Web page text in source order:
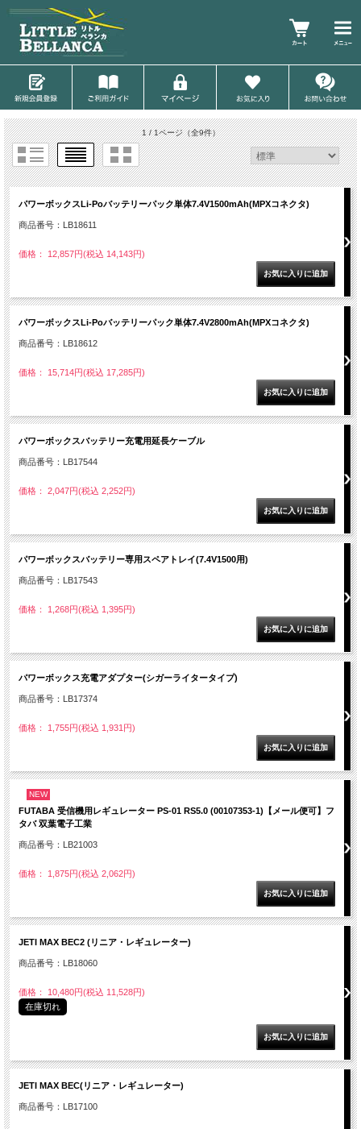
1 / 1ページ（全9件）
パワーボックスLi-Poバッテリーパック単体7.4V1500mAh(MPXコネクタ)
商品番号：LB18611
価格： 12,857円(税込 14,143円)
パワーボックスLi-Poバッテリーパック単体7.4V2800mAh(MPXコネクタ)
商品番号：LB18612
価格： 15,714円(税込 17,285円)
パワーボックスバッテリー充電用延長ケーブル
商品番号：LB17544
価格： 2,047円(税込 2,252円)
パワーボックスバッテリー専用スペアトレイ(7.4V1500用)
商品番号：LB17543
価格： 1,268円(税込 1,395円)
パワーボックス充電アダプター(シガーライタータイプ)
商品番号：LB17374
価格： 1,755円(税込 1,931円)
NEW
FUTABA 受信機用レギュレーター PS-01 RS5.0 (00107353-1)【メール便可】フ
タバ 双葉電子工業
商品番号：LB21003
価格： 1,875円(税込 2,062円)
JETI MAX BEC2 (リニア・レギュレーター)
商品番号：LB18060
価格： 10,480円(税込 11,528円)
在庫切れ
JETI MAX BEC(リニア・レギュレーター)
商品番号：LB17100